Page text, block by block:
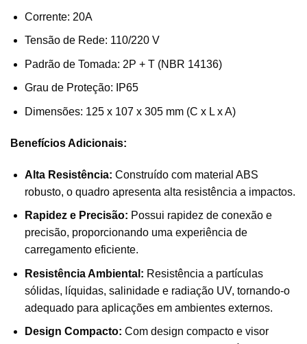
Corrente: 20A
Tensão de Rede: 110/220 V
Padrão de Tomada: 2P + T (NBR 14136)
Grau de Proteção: IP65
Dimensões: 125 x 107 x 305 mm (C x L x A)
Benefícios Adicionais:
Alta Resistência: Construído com material ABS
robusto, o quadro apresenta alta resistência a impactos.
Rapidez e Precisão: Possui rapidez de conexão e
precisão, proporcionando uma experiência de
carregamento eficiente.
Resistência Ambiental: Resistência a partículas
sólidas, líquidas, salinidade e radiação UV, tornando-o
adequado para aplicações em ambientes externos.
Design Compacto: Com design compacto e visor